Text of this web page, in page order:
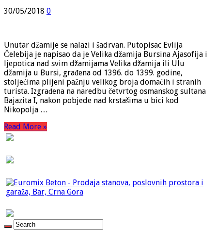
30/05/2018 0
Unutar džamije se nalazi i šadrvan. Putopisac Evlija
Čelebija je napisao da je Velika džamija Bursina Ajasofija i
ljepotica nad svim džamijama Velika džamija ili Ulu
džamija u Bursi, građena od 1396. do 1399. godine,
stoljećima plijeni pažnju velikog broja domaćih i stranih
turista. Izgrađena na naredbu četvrtog osmanskog sultana
Bajazita I, nakon pobjede nad krstašima u bici kod
Nikopolja …
Read More »